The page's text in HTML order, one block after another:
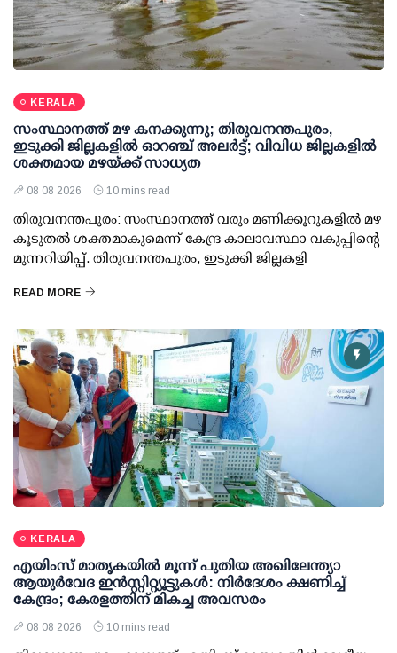
KERALA
സംസ്ഥാനത്ത് മഴ കനക്കുന്നു; തിരുവനന്തപുരം,
ഇടുക്കി ജില്ലകളിൽ ഓറഞ്ച് അലർട്ട്; വിവിധ ജില്ലകളിൽ
ശക്തമായ മഴയ്ക്ക് സാധ്യത
08 08 2026 10 mins read
തിരുവനന്തപുരം: സംസ്ഥാനത്ത് വരും മണിക്കൂറുകളിൽ മഴ
കൂടുതൽ ശക്തമാകുമെന്ന് കേന്ദ്ര കാലാവസ്ഥാ വകുപ്പിന്റെ
മുന്നറിയിപ്പ്. തിരുവനന്തപുരം, ഇടുക്കി ജില്ലകളി
READ MORE
KERALA
എയിംസ് മാതൃകയില്‍ മൂന്ന് പുതിയ അഖിലേന്ത്യാ
ആയുര്‍വേദ ഇന്‍സ്റ്റിറ്റ്യൂട്ടുകള്‍: നിര്‍ദേശം ക്ഷണിച്ച്
കേന്ദ്രം; കേരളത്തിന് മികച്ച അവസരം
08 08 2026 10 mins read